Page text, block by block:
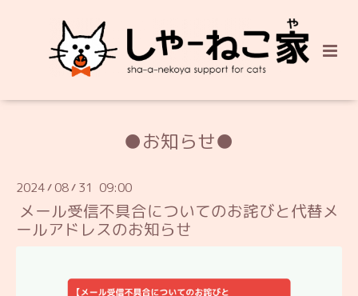
●お知らせ●
2024/ 08/ 31 09:00
メール受信不具合についてのお詫びと代替メ
ールアドレスのお知らせ